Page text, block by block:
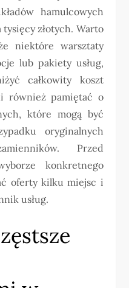
hamulcowych
złotych. Warto
niektóre warsztaty
lub pakiety usług,
całkowity koszt
również pamiętać o
które mogą być
oryginalnych
Przed
konkretnego
oferty kilku miejsc i
usług.